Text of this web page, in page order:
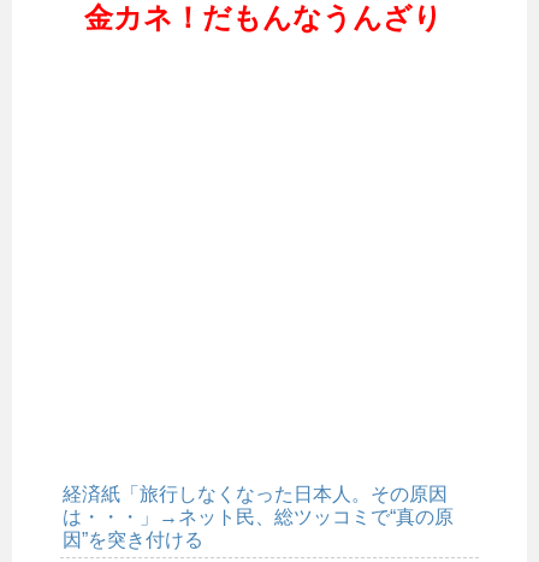
金カネ！だもんなうんざり
経済紙「旅行しなくなった日本人。その原因
は・・・」→ネット民、総ツッコミで“真の原
因”を突き付ける